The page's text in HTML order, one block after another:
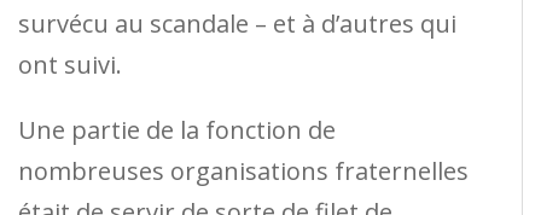
survécu au scandale – et à d’autres qui
ont suivi.
Une partie de la fonction de
nombreuses organisations fraternelles